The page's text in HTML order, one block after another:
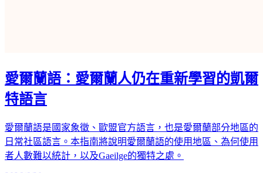
愛爾蘭語：愛爾蘭人仍在重新學習的凱爾
特語言
愛爾蘭語是國家象徵、歐盟官方語言，也是愛爾蘭部分地區的
日常社區語言。本指南將說明愛爾蘭語的使用地區、為何使用
者人數難以統計，以及Gaeilge的獨特之處。